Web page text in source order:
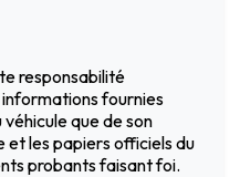
responsabilité
fournies
que de son
les papiers officiels du
probants faisant foi.